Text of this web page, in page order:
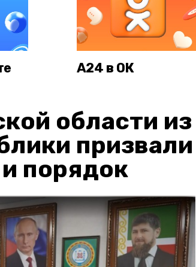
А24 в ОК
области из
призвали
порядок